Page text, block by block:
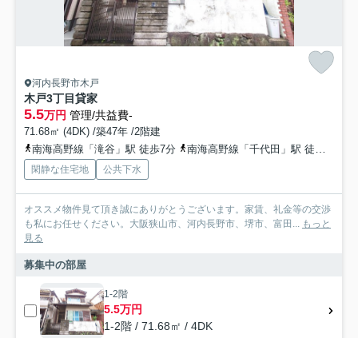
河内長野市木戸
木戸3丁目貸家
5.5万円 管理/共益費-
71.68㎡ (4DK) /築47年 /2階建
南海高野線「滝谷」駅 徒歩7分
南海高野線「千代田」駅 徒歩15分
閑静な住宅地 公共下水
オススメ物件見て頂き誠にありがとうございます。家賃、礼金等の交渉
も私にお任せください。大阪狭山市、河内長野市、堺市、富田... もっと
見る
募集中の部屋
1-2階
5.5万円
1-2階 / 71.68㎡ / 4DK